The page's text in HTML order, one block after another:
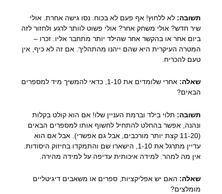
תשובה: לא ללחוץ! אף פעם לא בכוח. נסו גישה אחרת. אולי
שיר חדש? אולי משחק אחר? אולי פשוט לוותר לרגע ולחזור לזה
ביום אחר או בהקשר אחר שהילד יותר מתחבר אליו. זכרו –
המטרה העיקרית היא שהם ייהנו מהתהליך. אם זה לא כיף, אין
טעם להכריח.
שאלה:
אחרי שלומדים את 1-10, כדאי להמשיך מיד למספרים
הבאים?
תשובה: תלוי בילד וברמת העניין שלו! אם הוא קולט בקלות
ונהנה, אפשר בהחלט להתחיל לחשוף אותו למספרים הבאים
(11-20 קצת יותר מורכבים, אבל גם אפשרי). אבל אם הוא
עדיין מתרגל את 1-10, הישארו שם והתמקדו בחיזוק היסודות.
אין מה למהר. למידה איכותית עדיפה על למידה מהירה.
שאלה: האם יש אפליקציות, ספרים או משאבים דיגיטליים
מומלצים?